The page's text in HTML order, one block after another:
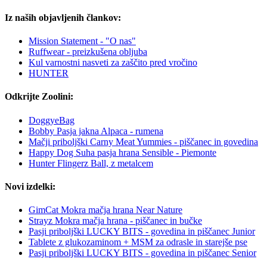
Iz naših objavljenih člankov:
Mission Statement - "O nas"
Ruffwear - preizkušena obljuba
Kul varnostni nasveti za zaščito pred vročino
HUNTER
Odkrijte Zoolini:
DoggyeBag
Bobby Pasja jakna Alpaca - rumena
Mačji priboljški Carny Meat Yummies - piščanec in govedina
Happy Dog Suha pasja hrana Sensible - Piemonte
Hunter Flingerz Ball, z metalcem
Novi izdelki:
GimCat Mokra mačja hrana Near Nature
Strayz Mokra mačja hrana - piščanec in bučke
Pasji priboljški LUCKY BITS - govedina in piščanec Junior
Tablete z glukozaminom + MSM za odrasle in starejše pse
Pasji priboljški LUCKY BITS - govedina in piščanec Senior